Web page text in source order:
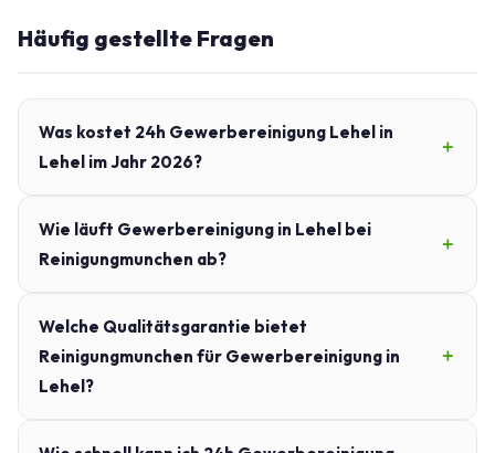
Häufig gestellte Fragen
Was kostet 24h Gewerbereinigung Lehel in
Lehel im Jahr 2026?
Wie läuft Gewerbereinigung in Lehel bei
Reinigungmunchen ab?
Welche Qualitätsgarantie bietet
Reinigungmunchen für Gewerbereinigung in
Lehel?